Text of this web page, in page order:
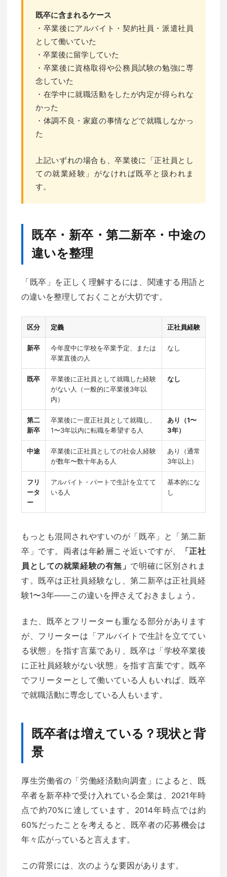
既卒に含まれるケース
・卒業後にアルバイト・契約社員・派遣社員
として働いていた
・卒業後に留学していた
・卒業後に資格取得や公務員試験の勉強に専
念していた
・在学中に就職活動をしたが内定が得られな
かった
・体調不良・家庭の事情などで就職しなかっ
た
上記いずれの場合も、卒業後に「正社員とし
ての就業経験」がなければ既卒と扱われま
す。
既卒・新卒・第二新卒・中途の
違いを整理
「既卒」を正しく理解するには、関連する用語と
の違いを整理しておくことが大切です。
区分 定義 正社員経験
新卒
今年度中に学校を卒業予定、または
卒業直後の人
なし
既卒
卒業後に正社員として就職した経験
がない人（一般的に卒業後3年以
内）
なし
第二
新卒
卒業後に一度正社員として就職し、
1〜3年以内に転職を希望する人
あり（1〜
3年）
中途
卒業後に正社員としての社会人経験
が数年〜数十年ある人
あり（通常
3年以上）
フリ
ータ
ー
アルバイト・パートで生計を立てて
いる人
基本的にな
し
もっとも混同されやすいのが「既卒」と「第二新
卒」です。両者は年齢層こそ近いですが、
「正社
員としての就業経験の有無」 で明確に区別されま
す。既卒は正社員経験なし、第二新卒は正社員経
験1〜3年——この違いを押さえておきましょう。
また、既卒とフリーターも重なる部分があります
が、フリーターは「アルバイトで生計を立ててい
る状態」を指す言葉であり、既卒は「学校卒業後
に正社員経験がない状態」を指す言葉です。既卒
でフリーターとして働いている人もいれば、既卒
で就職活動に専念している人もいます。
既卒者は増えている？現状と背
景
厚生労働省の「労働経済動向調査」によると、既
卒者を新卒枠で受け入れている企業は、2021年時
点で約70%に達しています。2014年時点では約
60%だったことを考えると、既卒者の応募機会は
年々広がっていると言えます。
この背景には、次のような要因があります。